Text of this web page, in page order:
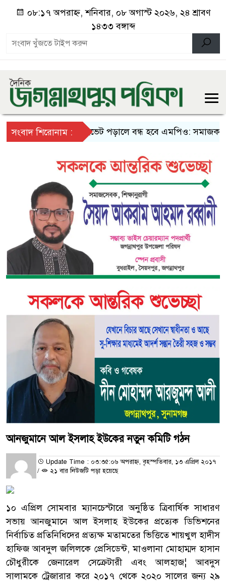
০৮:১৭ অপরাহ্ন, শনিবার, ০৮ অগাস্ট ২০২৬, ২৪ শ্রাবণ
১৪৩৩ বঙ্গাব্দ
সংবাদ শিরোনাম :প্রাইভেট পড়ালে বন্ধ হবে এমপিও: সমাজকল্যাণ
আনজুমানে আল ইসলাহ ইউকের নতুন কমিটি গঠন
Update Time : ০৩:৩৫:০৬ অপরাহ্ন, বৃহস্পতিবার, ১৩ এপ্রিল ২০১৭
/
২১ বার নিউজটি পড়া হয়েছে
১০ এপ্রিল সোমবার ম্যানচেস্টারে অনুষ্ঠিত ত্রিবার্ষিক সাধারণ
সভায় আনজুমানে আল ইসলাহ ইউকের প্রত্যেক ডিভিশনের
নির্বাচিত প্রতিনিধিদের প্রত্যক্ষ মতামতের ভিত্তিতে শায়খুল হাদীস
হাফিজ আবদুল জলিলকে প্রেসিডেন্ট, মাওলানা মোহাম্মদ হাসান
চৌধুরীকে জেনারেল সেক্রেটারী এবং আলহাজ¦ আবদুস
সালামকে ট্রেজারার করে ২০১৭ থেকে ২০২০ সালের জন্য ২৯